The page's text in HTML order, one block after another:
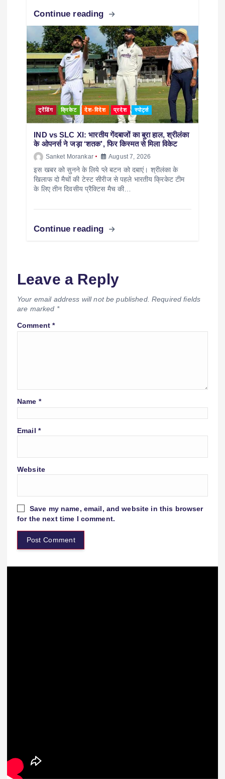
Continue reading
ट्रेंडिंग क्रिकेट देश-विदेश प्रदेश स्पोर्ट्स
IND vs SLC XI: भारतीय गेंदबाजों का बुरा हाल, श्रीलंका
के ओपनर्स ने जड़ा ‘शतक’, फिर किस्मत से मिला विकेट
Sanket Morankar August 7, 2026
इस खबर को सुनने के लिये प्ले बटन को दबाएं। श्रीलंका के
खिलाफ दो मैचों की टेस्ट सीरीज से पहले भारतीय क्रिकेट टीम
के लिए तीन दिवसीय प्रैक्टिस मैच की…
Continue reading
Leave a Reply
Your email address will not be published. Required fields
are marked *
Comment*
Name *
Email *
Website
Save my name, email, and website in this browser
for the next time I comment.